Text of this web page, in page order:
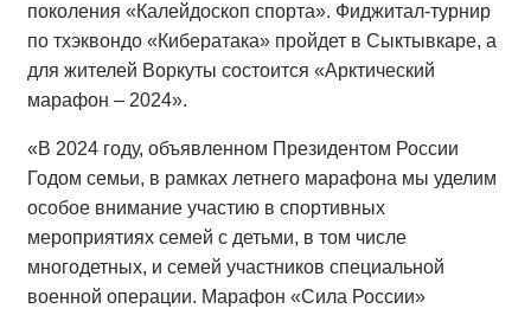
поколения «Калейдоскоп спорта». Фиджитал-турнир
по тхэквондо «Кибератака» пройдет в Сыктывкаре, а
для жителей Воркуты состоится «Арктический
марафон – 2024».
«В 2024 году, объявленном Президентом России
Годом семьи, в рамках летнего марафона мы уделим
особое внимание участию в спортивных
мероприятиях семей с детьми, в том числе
многодетных, и семей участников специальной
военной операции. Марафон «Сила России»